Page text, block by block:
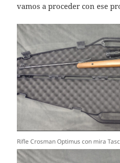
vamos a proceder con ese
Rifle Crosman Optimus con mira